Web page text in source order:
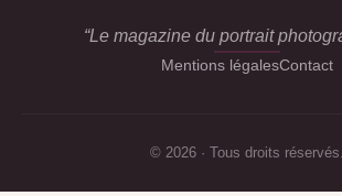
“Le magazine du portrait
Mentions légalesContact
© 2026 · Tous droits réservés.